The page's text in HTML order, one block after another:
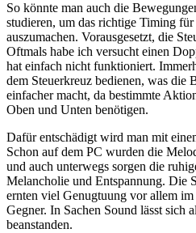
So könnte man auch die
studieren, um das richtige Timing
auszumachen. Vorausgesetzt, die
Oftmals habe ich versucht einen
hat einfach nicht funktioniert.
dem Steuerkreuz bedienen, was die
einfacher macht, da bestimmte
Oben und Unten benötigen.
Dafür entschädigt wird man mit
Schon auf dem PC wurden die
und auch unterwegs sorgen die
Melancholie und Entspannung. Die
ernten viel Genugtuung vor allem
Gegner. In Sachen Sound lässt sich
beanstanden.